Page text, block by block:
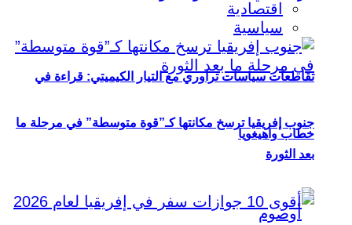
تقاطعات سياسات تراوري مع التيار الكيميتي: قراءة في
خطاب واهيغويا
اقتصادية
سياسية
جنوب إفريقيا ترسخ مكانتها كـ”قوة متوسطة” في مرحلة ما
بعد الثورة